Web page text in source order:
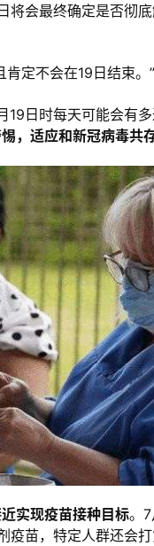
将会最终确定是否彻
定不会在19日结束。”
日时每天可能会有多
，适应和新冠病毒共存
实现疫苗接种目标。
苗，特定人群还会打